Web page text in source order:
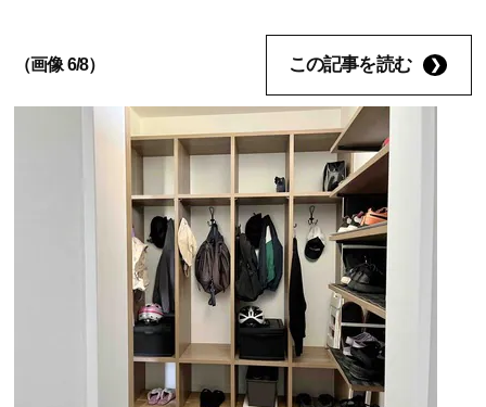
（画像 6/8） この記事を読む